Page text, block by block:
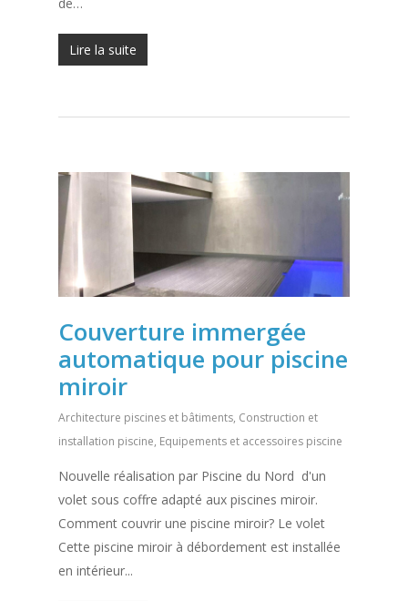
de…
Lire la suite
Couverture immergée
automatique pour piscine
miroir
Architecture piscines et bâtiments, Construction et
installation piscine, Equipements et accessoires piscine
Nouvelle réalisation par Piscine du Nord d'un
volet sous coffre adapté aux piscines miroir.
Comment couvrir une piscine miroir? Le volet
Cette piscine miroir à débordement est installée
en intérieur...